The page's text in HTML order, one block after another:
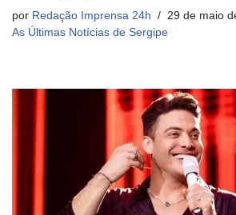
por Redação Imprensa 24h
29 de maio
As Últimas Notícias de Sergipe